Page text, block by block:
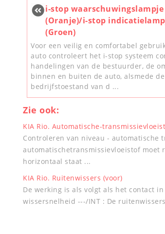
i-stop waarschuwingslampje
(Oranje)/i-stop
(Groen)
Voor een veilig en comfortabel
auto controleert het i-stop systeem
handelingen van de bestuurder, de
binnen en buiten de auto, alsmede de
bedrijfstoestand van d ...
Zie ook:
KIA Rio. Automatische-
Controleren van niveau - automatische
automatischetransmissievloeistof moet
horizontaal staat ...
KIA Rio. Ruitenwissers (voor)
De werking is als volgt als het contact
wissersnelheid ---/INT : De